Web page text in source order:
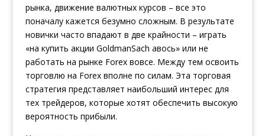
рынка, движение валютных курсов – все это
поначалу кажется безумно сложным. В результате
новички часто впадают в две крайности – играть
«на купить акции GoldmanSach авось» или не
работать на рынке Forex вовсе. Между тем осво­ить
торговлю на Forex вполне по силам. Эта торговая
стратегия представляет наибольший интерес для
тех трейдеров, которые хотят обеспечить высокую
вероятность прибыли.